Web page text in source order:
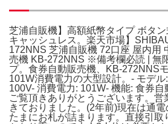
芝浦自販機】高額紙幣タイプ ボタ
キャッシュレス。楽天市場】
172NNS 芝浦自販機 72口座 屋内用
売機 KB-272NNS ※備考欄必読 | 無
プ。食券自動販売機、KB-272NNS
101W消費電力の大型設計。- モデ
100V- 消費電力: 101W- 機能: 食券
ご覧頂きありがとうございます。
きておりました。(2年前)現在は通電
たまにお札が詰まります。直接引取